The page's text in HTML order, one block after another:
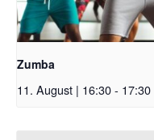
Zumba
11. August | 16:30- 17:30